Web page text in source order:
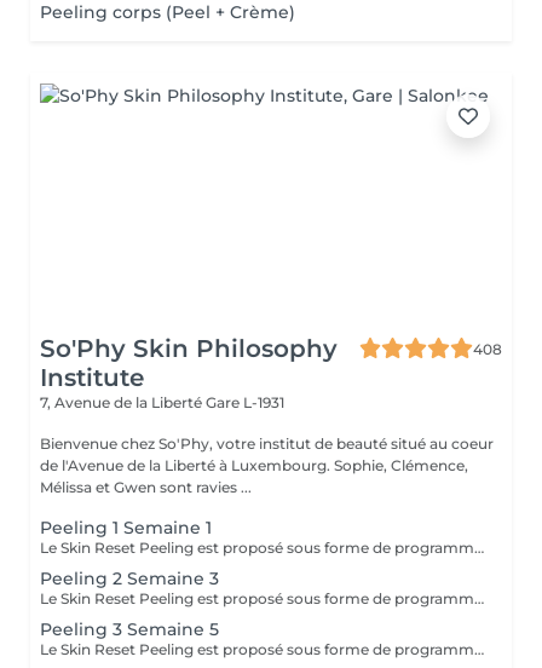
Peeling corps (Peel + Crème)
So'Phy Skin Philosophy
Institute
408
7, Avenue de la Liberté Gare L-1931
Bienvenue chez So'Phy, votre institut de beauté situé au coeur
de l'Avenue de la Liberté à Luxembourg. Sophie, Clémence,
Mélissa et Gwen sont ravies ...
Peeling 1 Semaine 1
Le Skin Reset Peeling est proposé sous forme de programme de 4 soins, réalisés toutes les 2 semaines, afin de relancer progressivement le renouvellement de la peau et d'améliorer sa qualité en profondeur. Chaque séance est adaptée aux besoins de votre peau et permet d'agir de manière ciblée sur l'éclat, la texture, les imperfections ou les irrégularités du teint. Au fil des séances, la peau devient plus lisse, plus lumineuse et visiblement plus uniforme. Ce programme permet d'obtenir des résultats progressifs et durables, tout en respectant l'équilibre et la sensibilité de votre peau. Afin d'optimiser les résultats, une routine de soins adaptée à domicile vous sera recommandée et devra être suivie avant, pendant et après le programme. Idéal en changement de saison ou en cas de déséquilibres cutanés.
Peeling 2 Semaine 3
Le Skin Reset Peeling est proposé sous forme de programme de 4 soins, réalisés toutes les 2 semaines, afin de relancer progressivement le renouvellement de la peau et d'améliorer sa qualité en profondeur. Chaque séance est adaptée aux besoins de votre peau et permet d'agir de manière ciblée sur l'éclat, la texture, les imperfections ou les irrégularités du teint. Au fil des séances, la peau devient plus lisse, plus lumineuse et visiblement plus uniforme. Ce programme permet d'obtenir des résultats progressifs et durables, tout en respectant l'équilibre et la sensibilité de votre peau. Afin d'optimiser les résultats, une routine de soins adaptée à domicile vous sera recommandée et devra être suivie avant, pendant et après le programme. Idéal en changement de saison ou en cas de déséquilibres cutanés.
Peeling 3 Semaine 5
Le Skin Reset Peeling est proposé sous forme de programme de 4 soins, réalisés toutes les 2 semaines, afin de relancer progressivement le renouvellement de la peau et d'améliorer sa qualité en profondeur. Chaque séance est adaptée aux besoins de votre peau et permet d'agir de manière ciblée sur l'éclat, la texture, les imperfections ou les irrégularités du teint. Au fil des séances, la peau devient plus lisse, plus lumineuse et visiblement plus uniforme. Ce programme permet d'obtenir des résultats progressifs et durables, tout en respectant l'équilibre et la sensibilité de votre peau. Afin d'optimiser les résultats, une routine de soins adaptée à domicile vous sera recommandée et devra être suivie avant, pendant et après le programme. Idéal en changement de saison ou en cas de déséquilibres cutanés.